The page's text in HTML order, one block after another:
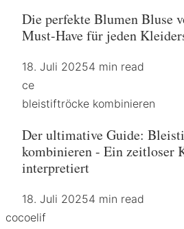
Die perfekte Blumen Bluse
Must-Have für jeden
18. Juli 20254 min read
ce
bleistiftröcke kombinieren
Der ultimative Guide:
kombinieren - Ein zeitloser
interpretiert
18. Juli 20254 min read
cocoelif